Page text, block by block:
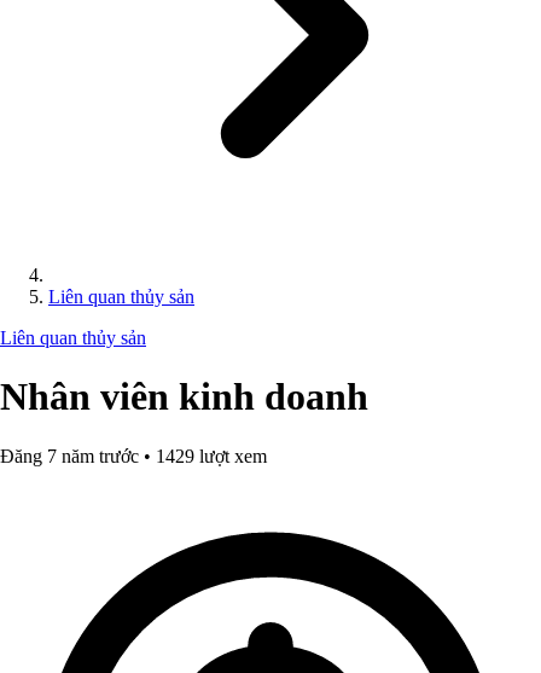
Liên quan thủy sản
Liên quan thủy sản
Nhân viên kinh doanh
Đăng 7 năm trước • 1429 lượt xem